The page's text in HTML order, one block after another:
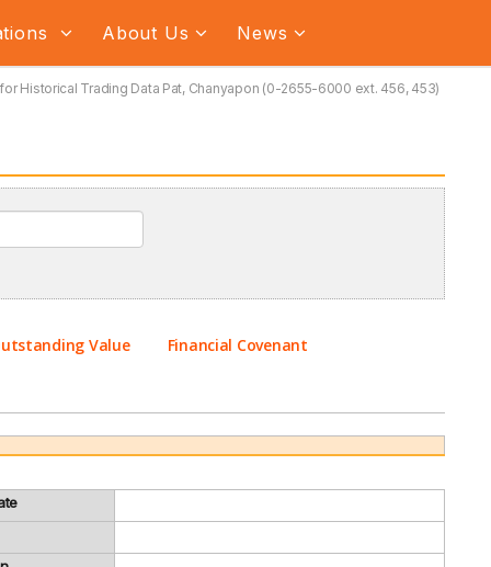
About Us News
Historical Trading Data Pat, Chanyapon (0-2655-6000 ext. 456, 453)
Value Financial Covenant